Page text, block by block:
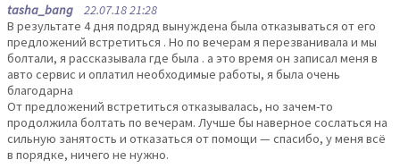
tasha_bang 22.07.18 21:28
В результате 4 дня подряд вынуждена была отказываться от его
предложений встретиться . Но по вечерам я перезванивала и мы
болтали, я рассказывала где была . а это время он записал меня в
авто сервис и оплатил необходимые работы, я была очень
благодарна
От предложений встретиться отказывалась, но зачем-то
продолжила болтать по вечерам. Лучше бы наверное сослаться на
сильную занятость и отказаться от помощи — спасибо, у меня всё
в порядке, ничего не нужно.